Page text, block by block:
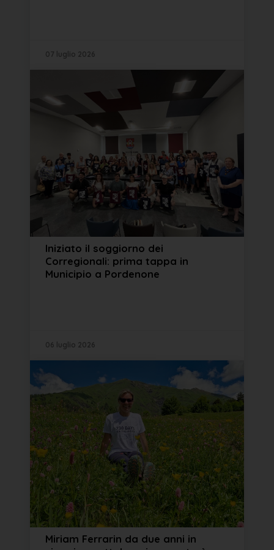
07 luglio 2026
Iniziato il soggiorno dei
Corregionali: prima tappa in
Municipio a Pordenone
06 luglio 2026
Miriam Ferrarin da due anni in